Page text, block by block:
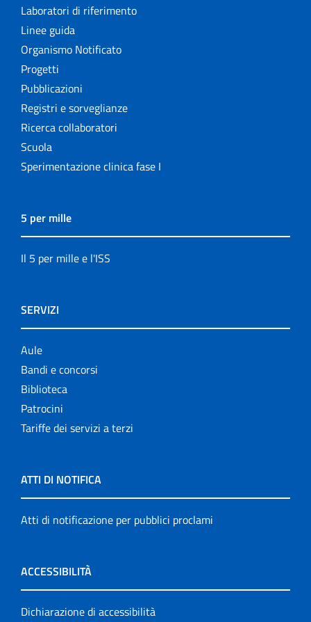
Laboratori di riferimento
Linee guida
Organismo Notificato
Progetti
Pubblicazioni
Registri e sorveglianze
Ricerca collaboratori
Scuola
Sperimentazione clinica fase I
5 per mille
Il 5 per mille e l'ISS
SERVIZI
Aule
Bandi e concorsi
Biblioteca
Patrocini
Tariffe dei servizi a terzi
ATTI DI NOTIFICA
Atti di notificazione per pubblici proclami
ACCESSIBILITÀ
Dichiarazione di accessibilità